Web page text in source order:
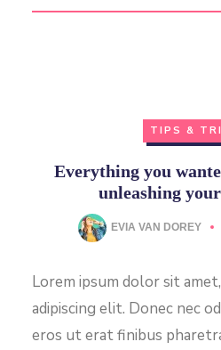
TIPS &
Everything you
unleashing
EVIA VAN DOREY
Lorem ipsum dolor sit
adipiscing elit. Donec nec
eros ut erat finibus